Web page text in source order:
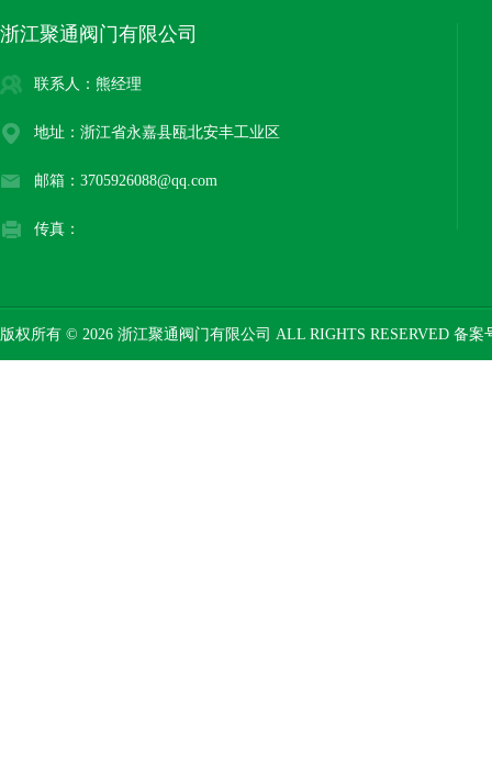
浙江聚通阀门有限公司
联系人：熊经理
地址：浙江省永嘉县瓯北安丰工业区
邮箱：3705926088@qq.com
传真：
版权所有 © 2026 浙江聚通阀门有限公司 ALL RIGHTS RESERVED 备案